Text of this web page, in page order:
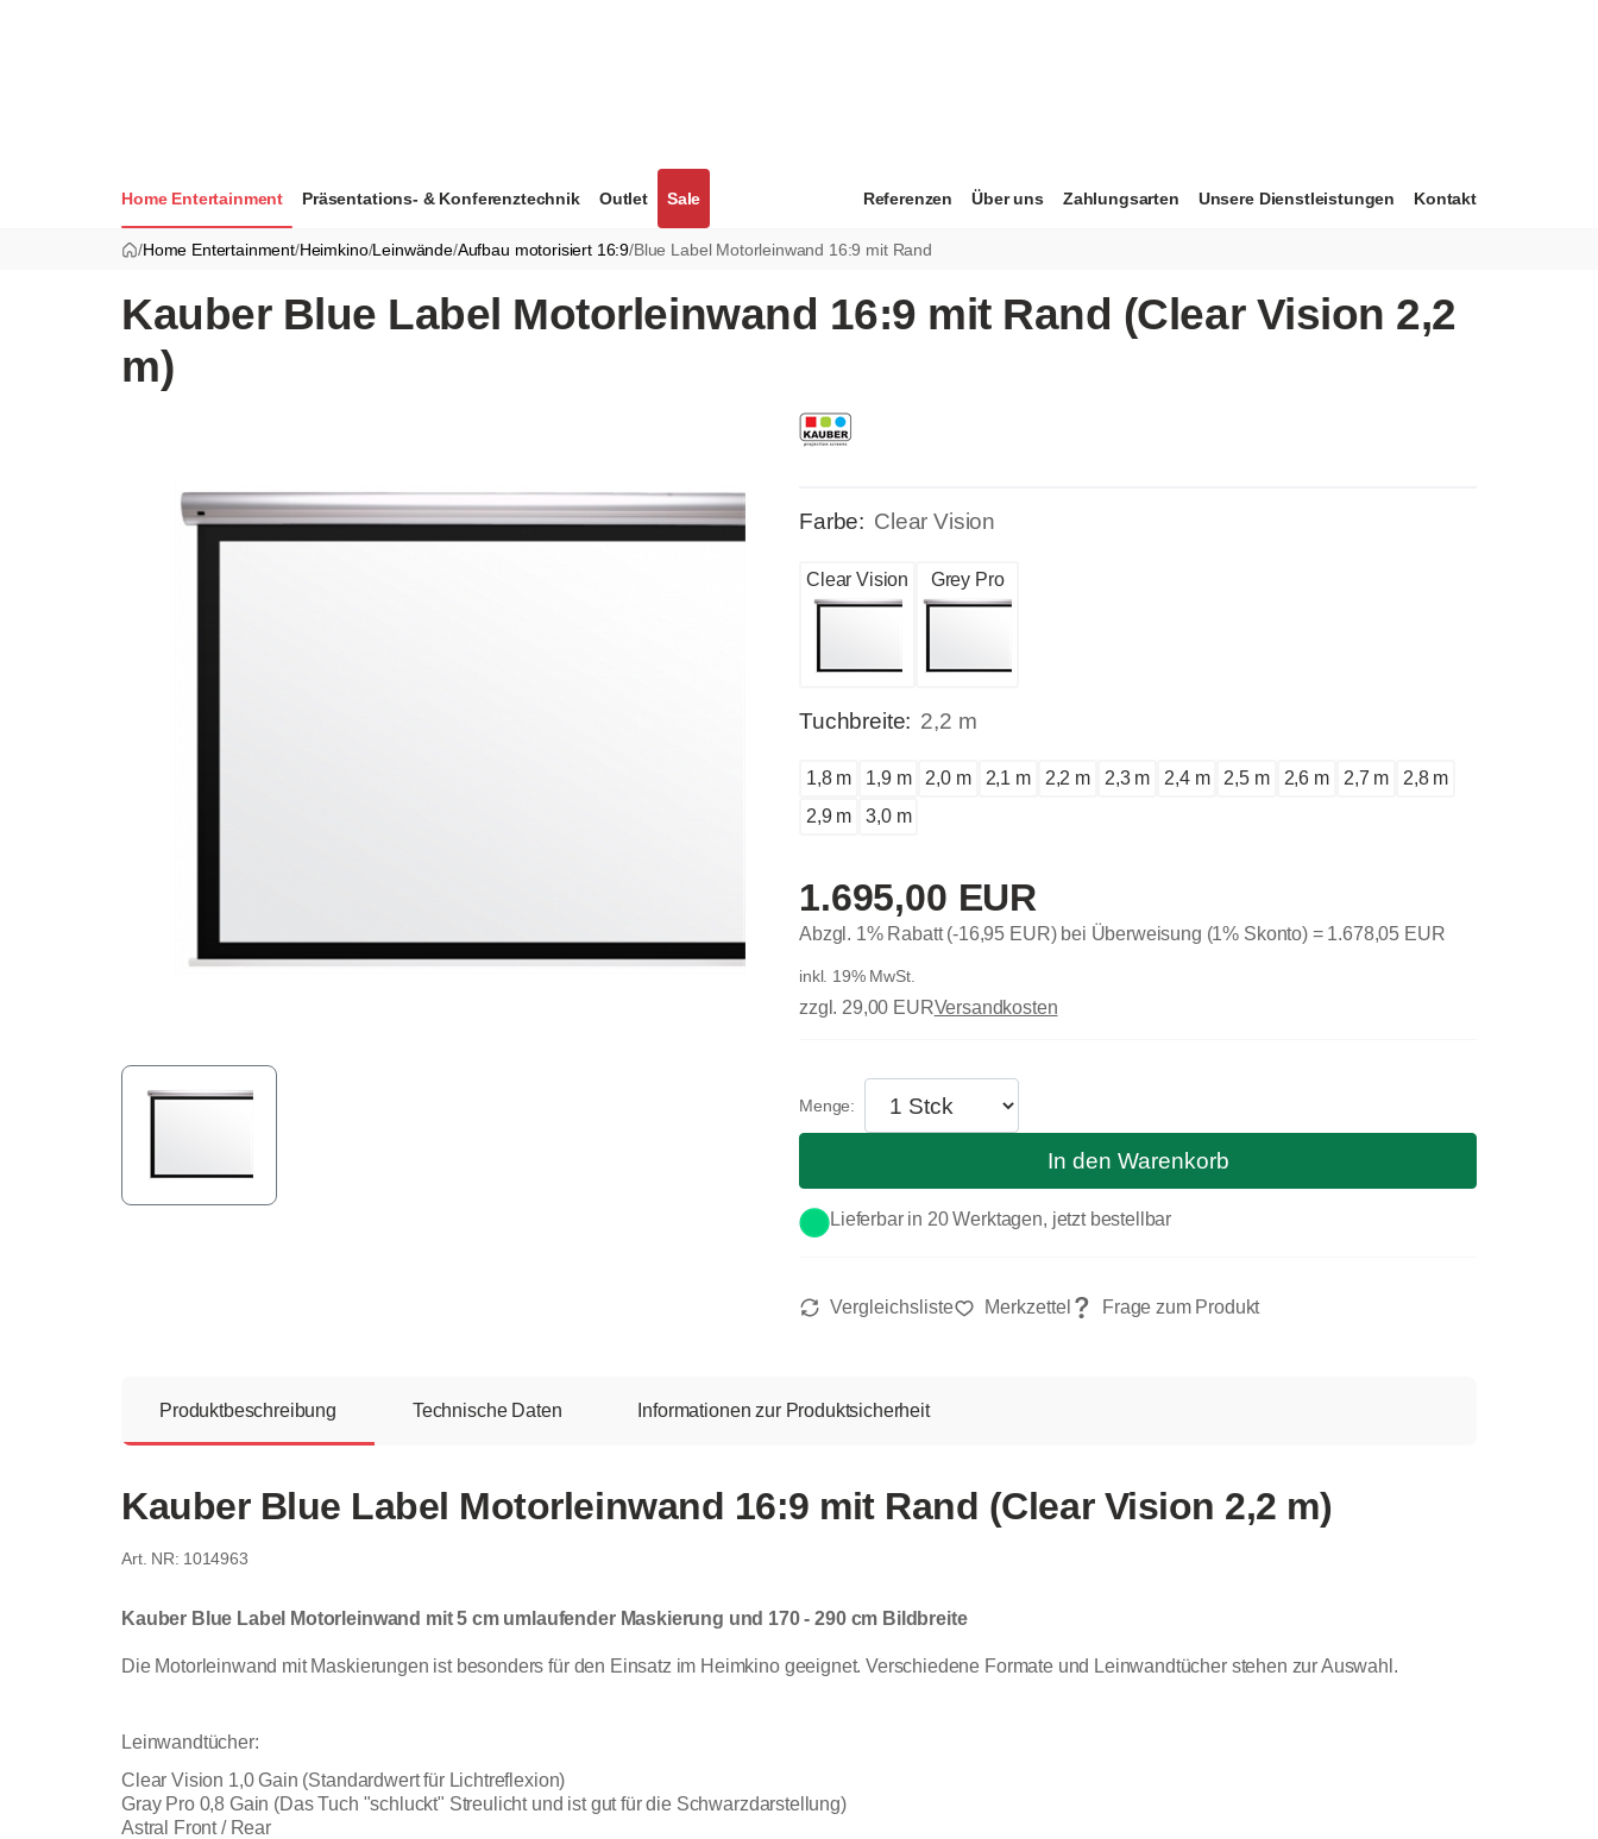
Home Entertainment Präsentations- & Konferenztechnik Outlet Sale Referenzen Über uns Zahlungsarten Unsere Dienstleistungen Kontakt
/Home Entertainment/Heimkino/Leinwände/Aufbau motorisiert 16:9/Blue Label Motorleinwand 16:9 mit Rand
Kauber Blue Label Motorleinwand 16:9 mit Rand (Clear Vision 2,2
m)
Farbe: Clear Vision
Clear Vision Grey Pro
Tuchbreite: 2,2 m
1,8 m 1,9 m 2,0 m 2,1 m 2,2 m 2,3 m 2,4 m 2,5 m 2,6 m 2,7 m
2,8 m
2,9 m
3,0 m
1.695,00 EUR
Abzgl. 1% Rabatt (-16,95 EUR) bei Überweisung (1% Skonto) = 1.678,05 EUR
inkl. 19% MwSt.
zzgl. 29,00 EURVersandkosten
Lieferbar in 20 Werktagen, jetzt bestellbar
In den Warenkorb
Produktbeschreibung Technische Daten Informationen zur Produktsicherheit
Kauber Blue Label Motorleinwand 16:9 mit Rand (Clear Vision 2,2 m)
1014963
Kauber Blue Label Motorleinwand mit 5 cm umlaufender Maskierung und 170 - 290 cm Bildbreite
Die Motorleinwand mit Maskierungen ist besonders für den Einsatz im Heimkino geeignet. Verschiedene Formate und Leinwandtücher stehen zur Auswahl.
Leinwandtücher:
Clear Vision 1,0 Gain (Standardwert für Lichtreflexion)
Gray Pro 0,8 Gain (Das Tuch "schluckt" Streulicht und ist gut für die Schwarzdarstellung)
Astral Front / Rear